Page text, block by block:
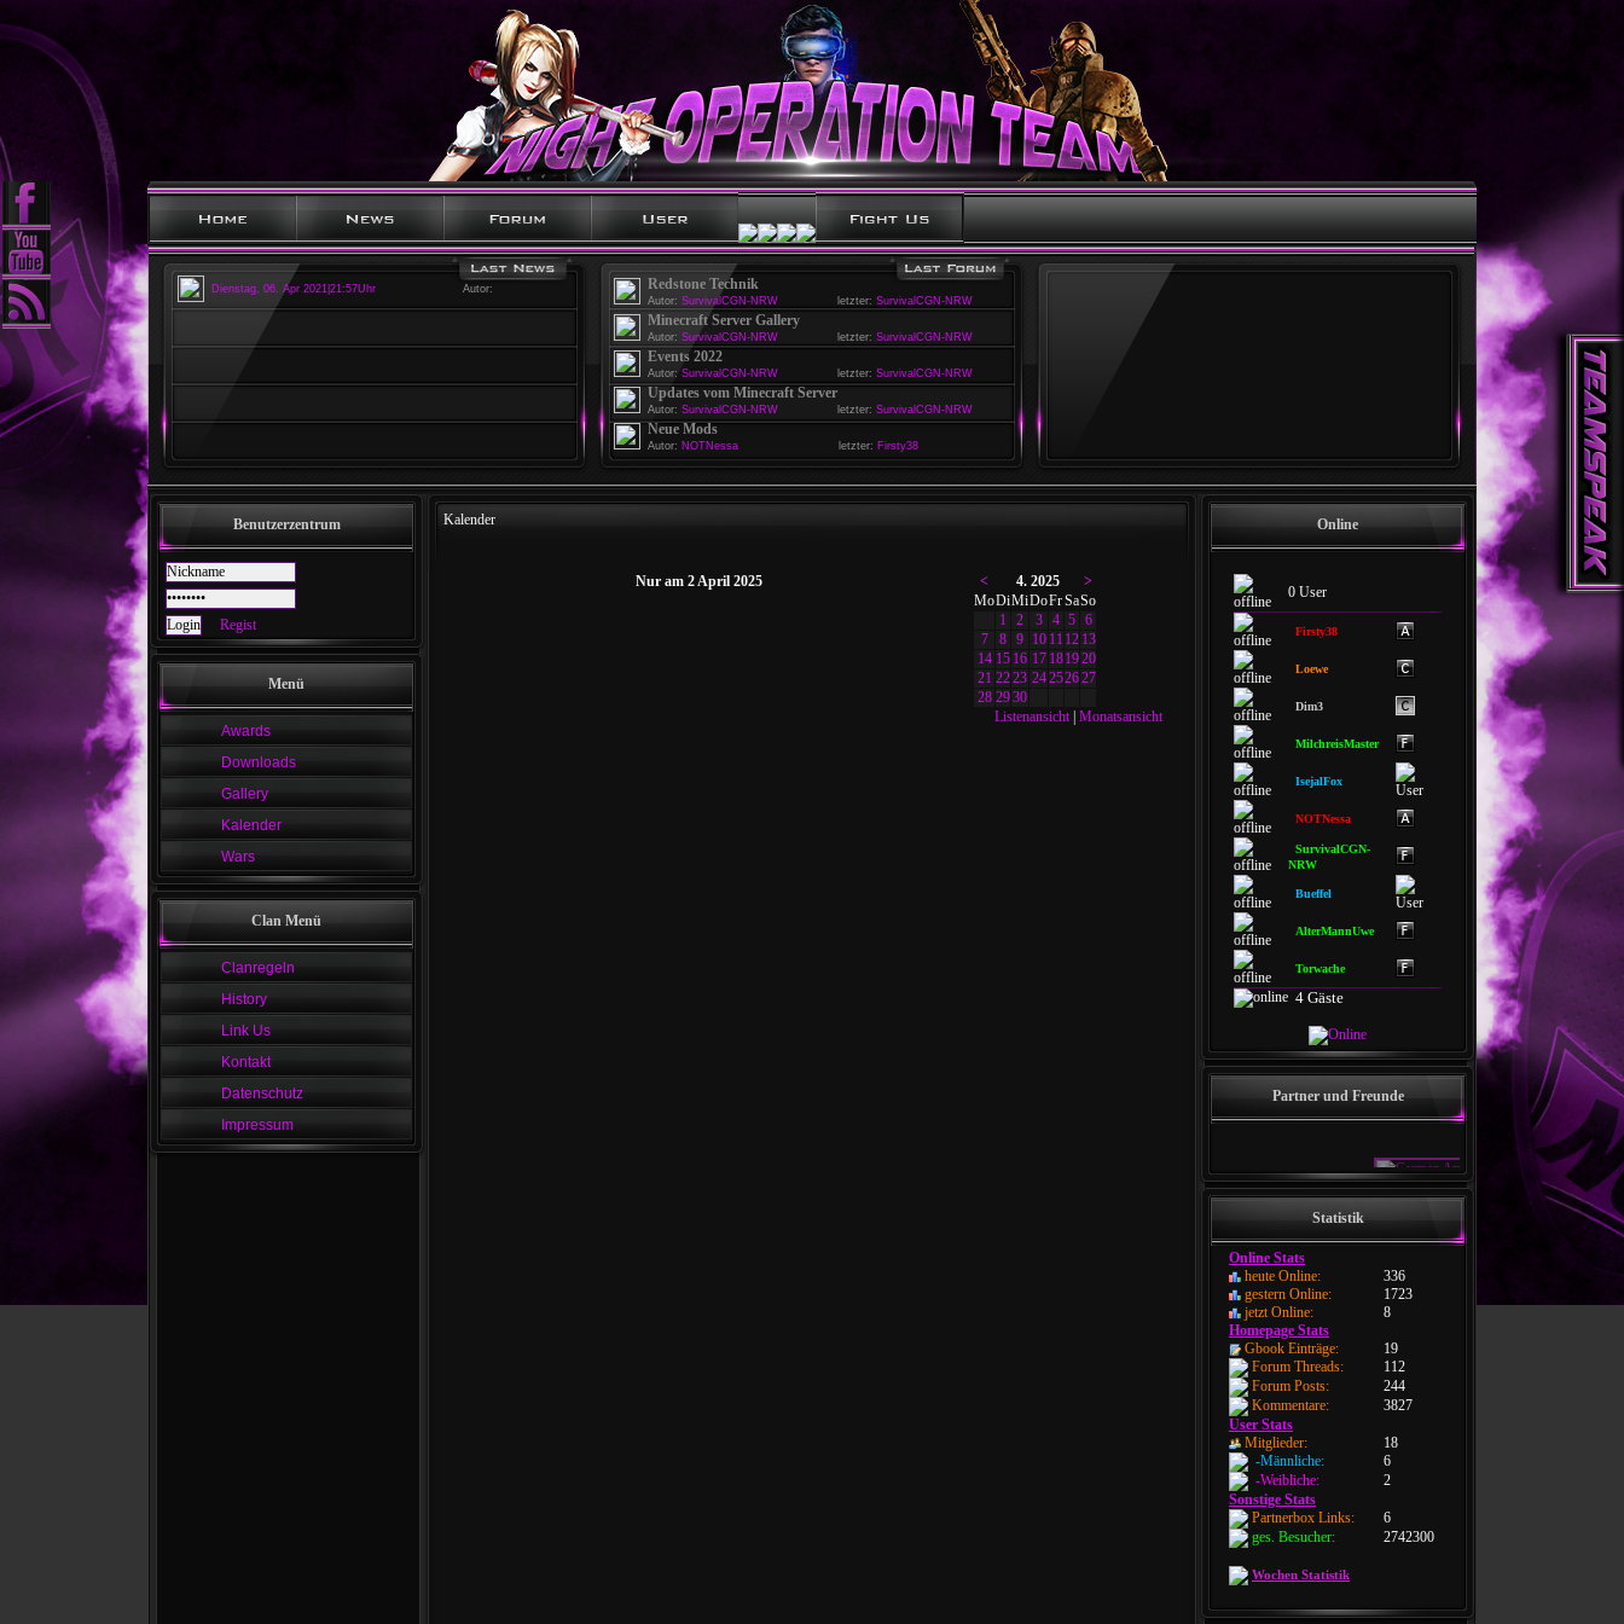
Dienstag, 06. Apr 2021|21:57Uhr Autor: Redstone Technik
Autor: SurvivalCGN-NRW letzter: SurvivalCGN-NRW
Minecraft Server Gallery
Autor: SurvivalCGN-NRW letzter: SurvivalCGN-NRW
Events 2022
Autor: SurvivalCGN-NRW letzter: SurvivalCGN-NRW
Updates vom Minecraft Server
Autor: SurvivalCGN-NRW letzter: SurvivalCGN-NRW
Neue Mods
Autor: NOTNessa letzter: Firsty38
Benutzerzentrum
Regist
Menü
Awards
Downloads
Gallery
Kalender
Wars
Clan Menü
Clanregeln
History
Link Us
Kontakt
Datenschutz
Impressum
Kalender
Nur am 2 April 2025 < 4. 2025
>
MoDiMiDoFrSaSo
1
2 3 4 5 6
7
8 9 10 11 12 13
14 15 16 17 181920
21 2223 24252627
28 2930
Listenansicht| Monatsansicht
Online
0 User
Firsty38
Loewe
Dim3
MilchreisMaster
IsejalFox
NOTNessa
SurvivalCGN-
NRW
Bueffel
AlterMannUwe
Torwache
4 Gäste
Partner und Freunde
Statistik
Online Stats
heute Online:
336
gestern Online:
1723
jetzt Online:
8
Homepage Stats
Gbook Einträge:
19
Forum Threads:
112
Forum Posts:
244
Kommentare:
3827
User Stats
Mitglieder:
18
-Männliche:
6
-Weibliche:
2
Sonstige Stats
Partnerbox Links:
6
ges. Besucher:
2742300
Wochen Statistik